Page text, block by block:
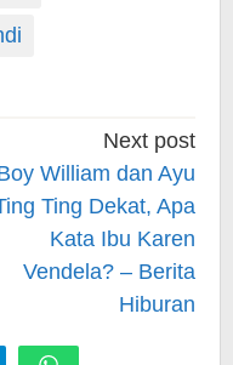
Next post
William dan Ayu
Ting Dekat, Apa
Kata Ibu Karen
Vendela? – Berita
Hiburan